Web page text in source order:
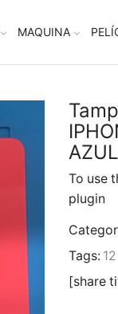
MAQUINA
To use
plugin
Tags:
[share